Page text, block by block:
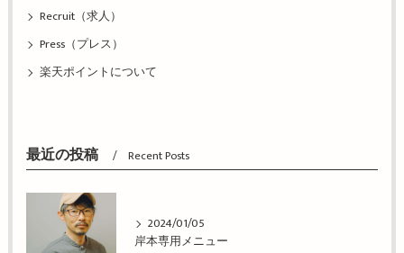
Recruit（求人）
Press（プレス）
楽天ポイントについて
最近の投稿 Recent Posts
2024/01/05
岸本専用メニュー